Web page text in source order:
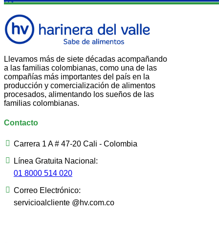
Llevamos más de siete décadas acompañando
a las familias colombianas, como una de las
compañías más importantes del país en la
producción y comercialización de alimentos
procesados, alimentando los sueños de las
familias colombianas.
Contacto
Carrera 1 A # 47-20 Cali - Colombia
Línea Gratuita Nacional:
01 8000 514 020
Correo Electrónico:
servicioalcliente @hv.com.co